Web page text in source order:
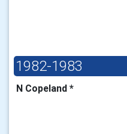
1982-1983
N Copeland *